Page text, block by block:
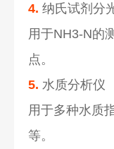
4. 纳氏试剂分
用于NH3-N的
点。
5. 水质分析仪
用于多种水质
等。